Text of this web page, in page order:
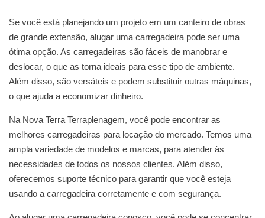
Se você está planejando um projeto em um canteiro de obras
de grande extensão, alugar uma carregadeira pode ser uma
ótima opção. As carregadeiras são fáceis de manobrar e
deslocar, o que as torna ideais para esse tipo de ambiente.
Além disso, são versáteis e podem substituir outras máquinas,
o que ajuda a economizar dinheiro.
Na Nova Terra Terraplenagem, você pode encontrar as
melhores carregadeiras para locação do mercado. Temos uma
ampla variedade de modelos e marcas, para atender às
necessidades de todos os nossos clientes. Além disso,
oferecemos suporte técnico para garantir que você esteja
usando a carregadeira corretamente e com segurança.